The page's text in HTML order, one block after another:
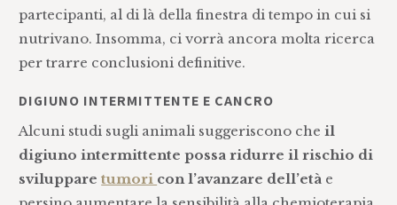
partecipanti, al di là della finestra di tempo in cui si
nutrivano. Insomma, ci vorrà ancora molta ricerca
per trarre conclusioni definitive.
DIGIUNO INTERMITTENTE E CANCRO
Alcuni studi sugli animali suggeriscono cheil
digiuno intermittente possa ridurre il rischio di
svilupparetumori con l’avanzare dell’età e